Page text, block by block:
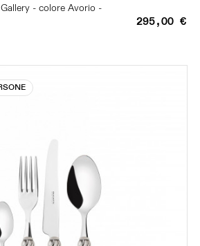
- colore Avorio -
295,00 €